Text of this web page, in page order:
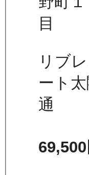
目
リブ
ート太
通
69,500